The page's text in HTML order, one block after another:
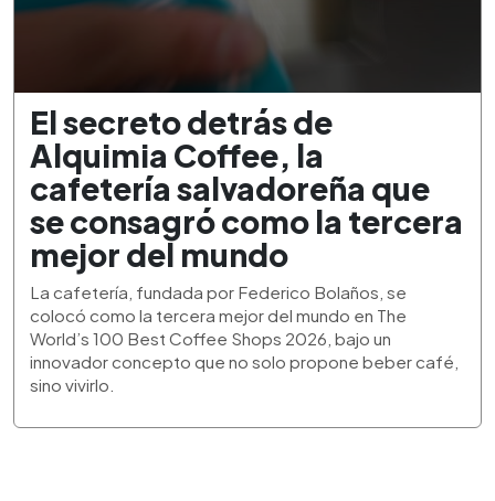
seconds
minutes,
34
seconds
El secreto detrás de
Alquimia Coffee, la
cafetería salvadoreña que
se consagró como la tercera
mejor del mundo
La cafetería, fundada por Federico Bolaños, se
colocó como la tercera mejor del mundo en The
World’s 100 Best Coffee Shops 2026, bajo un
innovador concepto que no solo propone beber café,
sino vivirlo.